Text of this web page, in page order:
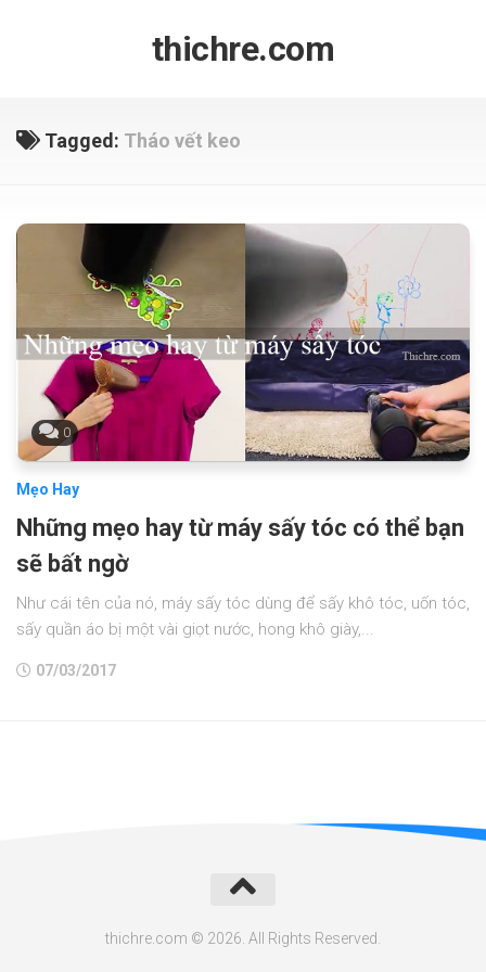
thichre.com
Tagged: Tháo vết keo
0
Mẹo Hay
Những mẹo hay từ máy sấy tóc có thể bạn
sẽ bất ngờ
Như cái tên của nó, máy sấy tóc dùng để sấy khô tóc, uốn tóc,
sấy quần áo bị một vài giọt nước, hong khô giày,...
07/03/2017
thichre.com © 2026. All Rights Reserved.